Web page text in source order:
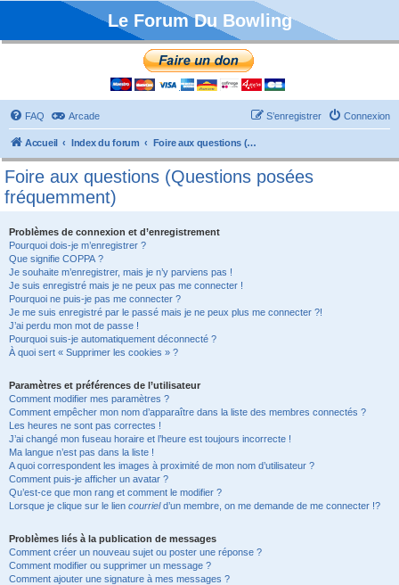
Le Forum Du Bowling
FAQ Arcade Connexion
S’enregistrer
Accueil Index du forum Foire aux questions (Questions posées fréquemment)
Foire aux questions (Questions posées
fréquemment)
Problèmes de connexion et d’enregistrement
Pourquoi dois-je m’enregistrer ?
Que signifie COPPA ?
Je souhaite m’enregistrer, mais je n’y parviens pas !
Je suis enregistré mais je ne peux pas me connecter !
Pourquoi ne puis-je pas me connecter ?
Je me suis enregistré par le passé mais je ne peux plus me connecter ?!
J’ai perdu mon mot de passe !
Pourquoi suis-je automatiquement déconnecté ?
À quoi sert « Supprimer les cookies » ?
Paramètres et préférences de l’utilisateur
Comment modifier mes paramètres ?
Comment empêcher mon nom d’apparaître dans la liste des membres connectés ?
Les heures ne sont pas correctes !
J’ai changé mon fuseau horaire et l’heure est toujours incorrecte !
Ma langue n’est pas dans la liste !
A quoi correspondent les images à proximité de mon nom d’utilisateur ?
Comment puis-je afficher un avatar ?
Qu’est-ce que mon rang et comment le modifier ?
Lorsque je clique sur le lien courrield’un membre, on me demande de me connecter !?
Problèmes liés à la publication de messages
Comment créer un nouveau sujet ou poster une réponse ?
Comment modifier ou supprimer un message ?
Comment ajouter une signature à mes messages ?